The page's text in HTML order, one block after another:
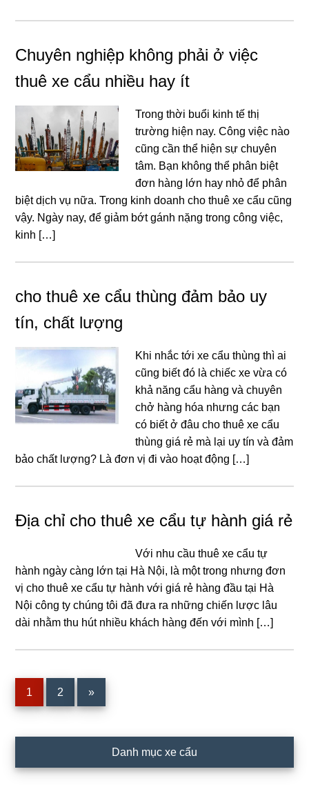
Chuyên nghiệp không phải ở việc
thuê xe cẩu nhiều hay ít
Trong thời buổi kinh tế thị
trường hiện nay. Công việc nào
cũng cần thể hiện sự chuyên
tâm. Bạn không thể phân biệt
đơn hàng lớn hay nhỏ để phân
biệt dịch vụ nữa. Trong kinh doanh cho thuê xe cẩu cũng
vậy. Ngày nay, để giảm bớt gánh nặng trong công việc,
kinh […]
cho thuê xe cẩu thùng đảm bảo uy
tín, chất lượng
Khi nhắc tới xe cẩu thùng thì ai
cũng biết đó là chiếc xe vừa có
khả năng cẩu hàng và chuyên
chở hàng hóa nhưng các bạn
có biết ở đâu cho thuê xe cẩu
thùng giá rẻ mà lại uy tín và đảm
bảo chất lượng? Là đơn vị đi vào hoạt động […]
Địa chỉ cho thuê xe cẩu tự hành giá rẻ
Với nhu cầu thuê xe cẩu tự
hành ngày càng lớn tại Hà Nội, là một trong nhưng đơn
vị cho thuê xe cẩu tự hành với giá rẻ hàng đầu tại Hà
Nội công ty chúng tôi đã đưa ra những chiến lược lâu
dài nhằm thu hút nhiều khách hàng đến với mình […]
Page
1 Page
2 »
Sidebar
Danh mục xe cẩu